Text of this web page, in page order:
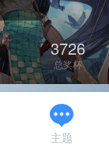
3726
总奖杯
主题